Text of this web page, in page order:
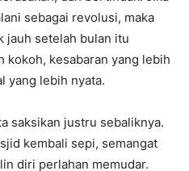
sebagai revolusi, maka
jauh setelah bulan itu
kokoh, kesabaran yang lebih
yang lebih nyata.
saksikan justru sebaliknya.
kembali sepi, semangat
diri perlahan memudar.